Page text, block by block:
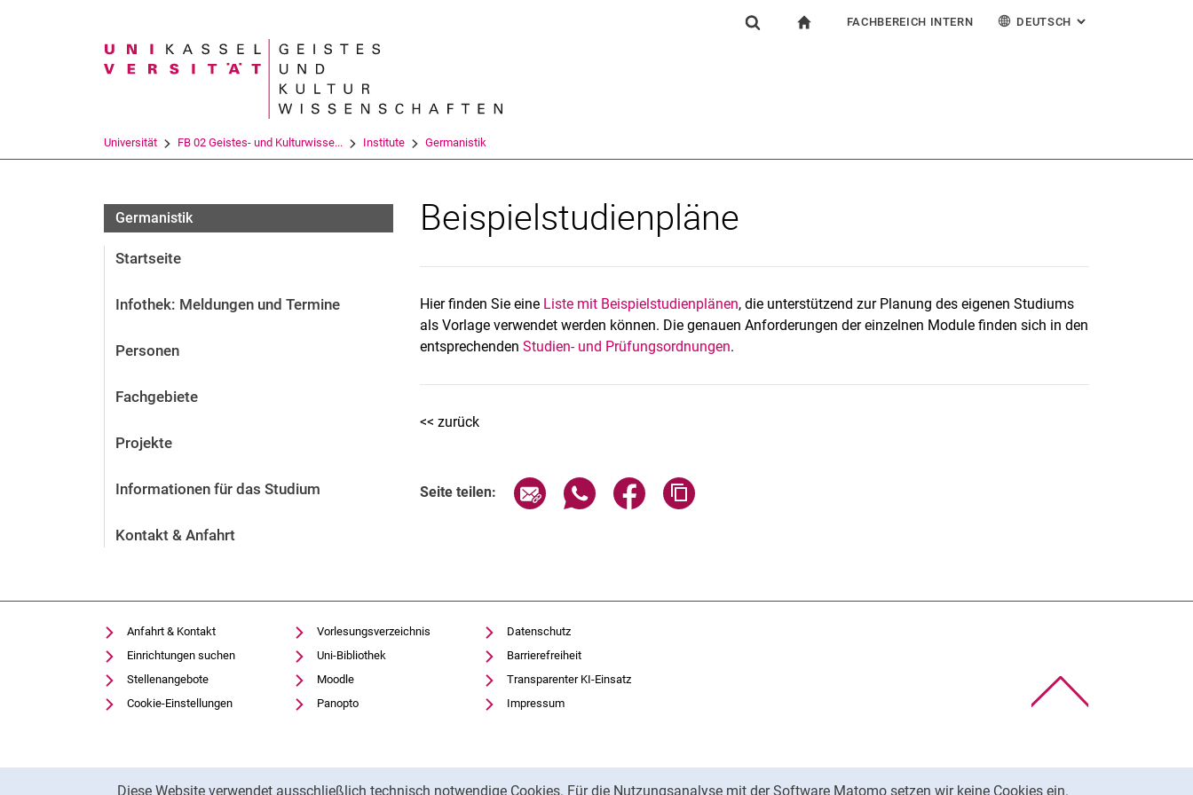
Springe direkt zu: Inhalt
Springe direkt zu: Suche
Springe direkt zu: Hauptnavigation
Diese Website verwendet ausschließlich technisch notwendige Cookies. Für die Nutzungsanalyse mit der Software Matomo setzen wir keine Cookies ein.
Suchbegriff
FACHBEREICH INTERN DEUTSCH : ALTERNATIVE
Universität FB 02 Geistes- und Kulturwisse... Institute Germanistik
Informationen für Student:innen
Germanistik
Startseite
Infothek: Meldungen und Termine
Personen
Fachgebiete
Projekte
Informationen für das Studium
Kontakt & Anfahrt
Beispielstudienpläne
Hier finden Sie eine Liste mit Beispielstudienplänen, die unterstützend zur Planung des eigenen Studiums
als Vorlage verwendet werden können. Die genauen Anforderungen der einzelnen Module finden sich in den
entsprechendenStudien- und Prüfungsordnungen.
<< zurück
Seite teilen: Seite über E-Mail teilen
Seite über WhatsApp teilen (externer Link, öffnet neues Fenster)
Seite über Facebook teilen (externer Link, öffnet neues Fenster)
Anfahrt & Kontakt
Einrichtungen suchen
Stellenangebote
Cookie-Einstellungen
Vorlesungsverzeichnis
Uni-Bibliothek
Moodle
Panopto
Datenschutz
Barrierefreiheit
Transparenter KI-Einsatz
Impressum